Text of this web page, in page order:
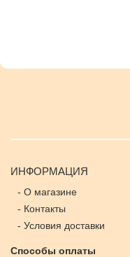
ИНФОРМАЦИЯ
- О магазине
- Контакты
- Условия доставки
Способы оплаты